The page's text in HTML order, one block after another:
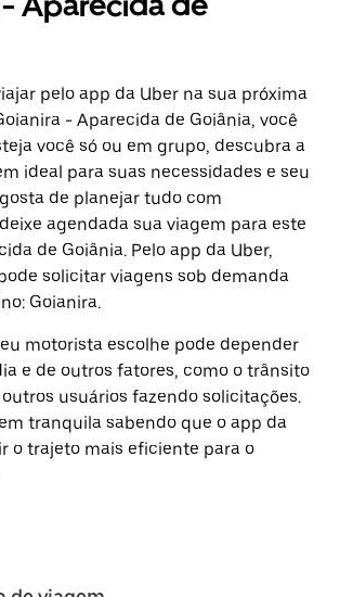
pelo app da Uber na sua próxima
- Aparecida de Goiânia, você
você só ou em grupo, descubra a
ideal para suas necessidades e seu
de planejar tudo com
agendada sua viagem para este
de Goiânia. Pelo app da Uber,
solicitar viagens sob demanda
Goianira.
motorista escolhe pode depender
e de outros fatores, como o trânsito
usuários fazendo solicitações.
tranquila sabendo que o app da
o trajeto mais eficiente para o